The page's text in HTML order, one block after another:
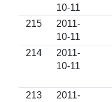
10-11
215
2011-
10-11
214
2011-
10-11
213
2011-